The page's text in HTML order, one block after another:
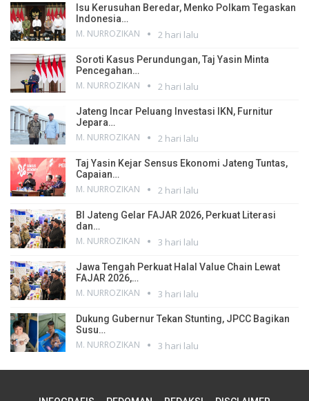
Isu Kerusuhan Beredar, Menko Polkam Tegaskan
Indonesia…
M. NURROZIKAN 2 hari lalu
Soroti Kasus Perundungan, Taj Yasin Minta
Pencegahan…
M. NURROZIKAN 2 hari lalu
Jateng Incar Peluang Investasi IKN, Furnitur
Jepara…
M. NURROZIKAN 2 hari lalu
Taj Yasin Kejar Sensus Ekonomi Jateng Tuntas,
Capaian…
M. NURROZIKAN 2 hari lalu
BI Jateng Gelar FAJAR 2026, Perkuat Literasi
dan…
M. NURROZIKAN 3 hari lalu
Jawa Tengah Perkuat Halal Value Chain Lewat
FAJAR 2026,…
M. NURROZIKAN 3 hari lalu
Dukung Gubernur Tekan Stunting, JPCC Bagikan
Susu…
M. NURROZIKAN 3 hari lalu